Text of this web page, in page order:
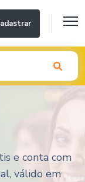
e conta com
válido em